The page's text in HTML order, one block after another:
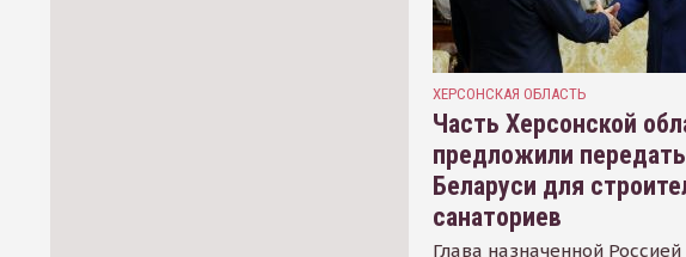
ХЕРСОНСКАЯ ОБЛАСТЬ
Часть Херсонской
предложили передать
Беларуси для
санаториев
Глава назначенной Россией